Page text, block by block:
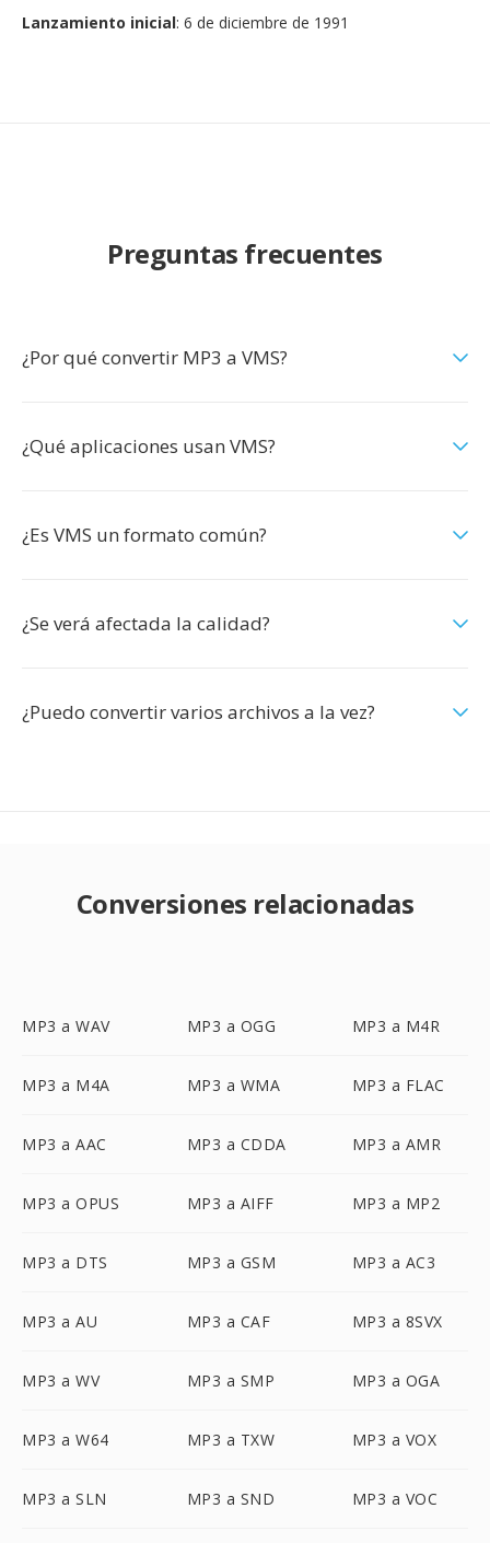
Lanzamiento inicial: 6 de diciembre de 1991
Preguntas frecuentes
¿Por qué convertir MP3 a VMS?
¿Qué aplicaciones usan VMS?
¿Es VMS un formato común?
¿Se verá afectada la calidad?
¿Puedo convertir varios archivos a la vez?
Conversiones relacionadas
MP3 a WAV MP3 a OGG MP3 a M4R
MP3 a M4A MP3 a WMA MP3 a FLAC
MP3 a AAC MP3 a CDDA MP3 a AMR
MP3 a OPUS MP3 a AIFF MP3 a MP2
MP3 a DTS MP3 a GSM MP3 a AC3
MP3 a AU MP3 a CAF MP3 a 8SVX
MP3 a WV MP3 a SMP MP3 a OGA
MP3 a W64 MP3 a TXW MP3 a VOX
MP3 a SLN MP3 a SND MP3 a VOC